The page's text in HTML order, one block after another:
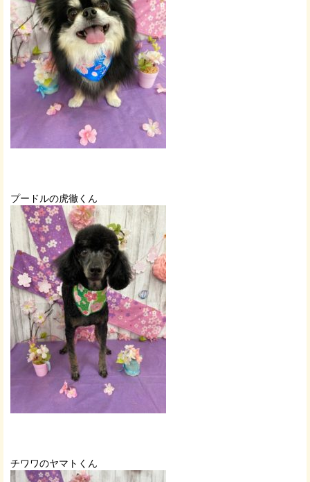
プードルの虎徹くん
チワワのヤマトくん